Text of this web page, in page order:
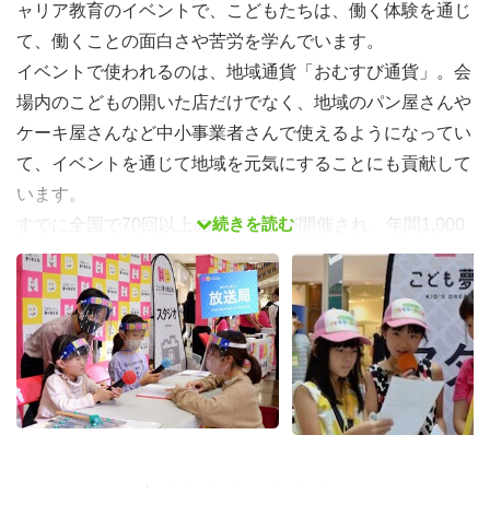
ャリア教育のイベントで、こどもたちは、働く体験を通じ
て、働くことの面白さや苦労を学んでいます。
イベントで使われるのは、地域通貨「おむすび通貨」。会
場内のこどもの開いた店だけでなく、地域のパン屋さんや
ケーキ屋さんなど中小事業者さんで使えるようになってい
て、イベントを通じて地域を元気にすることにも貢献して
います。
すでに全国で70回以上のイベントが開催され、年間1,000
人以上のボランティアが参加しています。また私たちの取
り組みは数多くの新聞やニュース、学校の教材にも取り上
げられ、大学で授業になったりしています。
続きを読む